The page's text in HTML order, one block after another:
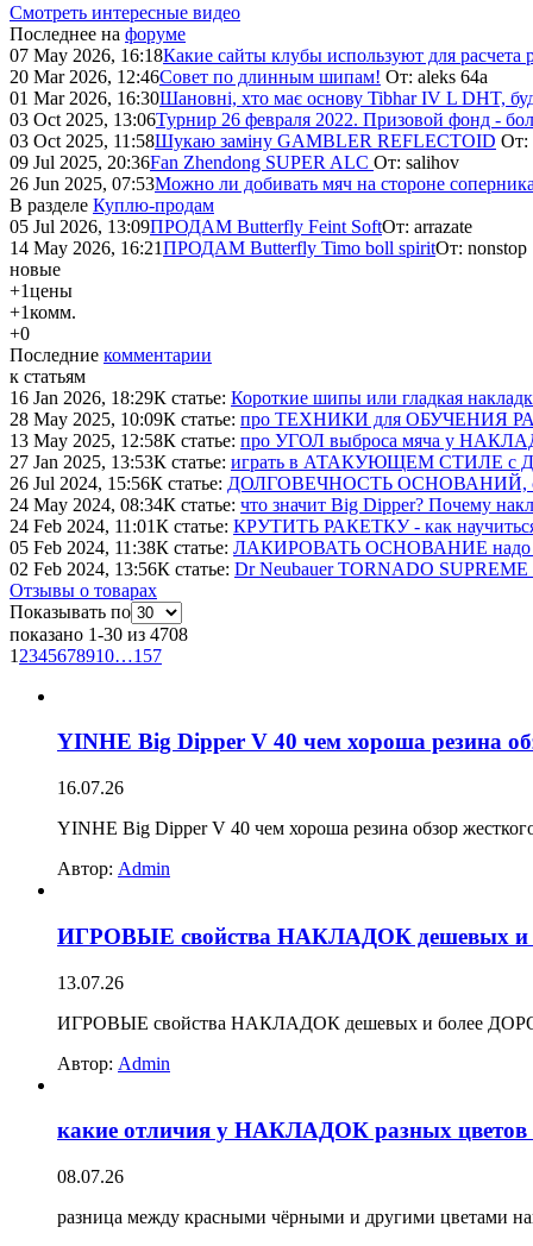
Смотреть интересные видео
Последнее на форуме
07 May 2026, 16:18Какие сайты клубы используют для расчета
20 Mar 2026, 12:46Совет по длинным шипам! От: aleks 64a
01 Mar 2026, 16:30Шановні, хто має основу Tibhar IV L DHT,
03 Oct 2025, 13:06Турнир 26 февраля 2022. Призовой фонд -
03 Oct 2025, 11:58Шукаю заміну GAMBLER REFLECTOID От:
09 Jul 2025, 20:36Fan Zhendong SUPER ALC От: salihov
26 Jun 2025, 07:53Можно ли добивать мяч на стороне
В разделе Куплю-продам
05 Jul 2026, 13:09ПРОДАМ Butterfly Feint SoftОт: arrazate
14 May 2026, 16:21ПРОДАМ Butterfly Timo boll spiritОт: nonstop
новые
+1цены
+1комм.
+0
Последние комментарии
к статьям
16 Jan 2026, 18:29К статье: Короткие шипы или гладкая
28 May 2025, 10:09К статье: про ТЕХНИКИ для ОБУЧЕНИЯ
13 May 2025, 12:58К статье: про УГОЛ выброса мяча у
27 Jan 2025, 13:53К статье: играть в АТАКУЮЩЕМ СТИЛЕ с
26 Jul 2024, 15:56К статье: ДОЛГОВЕЧНОСТЬ ОСНОВАНИЙ, срок
24 May 2024, 08:34К статье: что значит Big Dipper? Почему
24 Feb 2024, 11:01К статье: КРУТИТЬ РАКЕТКУ - как
05 Feb 2024, 11:38К статье: ЛАКИРОВАТЬ ОСНОВАНИЕ надо
02 Feb 2024, 13:56К статье: Dr Neubauer TORNADO
Отзывы о товарах
Показывать по
показано 1-30 из 4708
1 2345678910…157
YINHE Big Dipper V 40 чем хороша резина
16.07.26
YINHE Big Dipper V 40 чем хороша резина обзор
Автор: Admin
ИГРОВЫЕ свойства НАКЛАДОК дешевых и
13.07.26
ИГРОВЫЕ свойства НАКЛАДОК дешевых и более
Автор: Admin
какие отличия у НАКЛАДОК разных цветов
08.07.26
разница между красными чёрными и другими цветами